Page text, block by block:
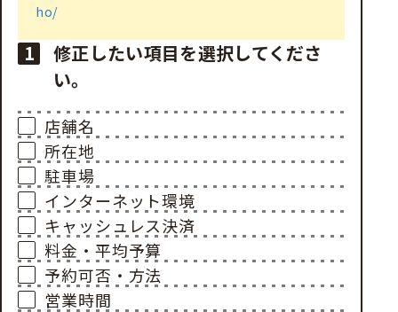
ho/
1
修正したい項目を選択してくださ
い。
店舗名
所在地
駐車場
インターネット環境
キャッシュレス決済
料金・平均予算
予約可否・方法
営業時間